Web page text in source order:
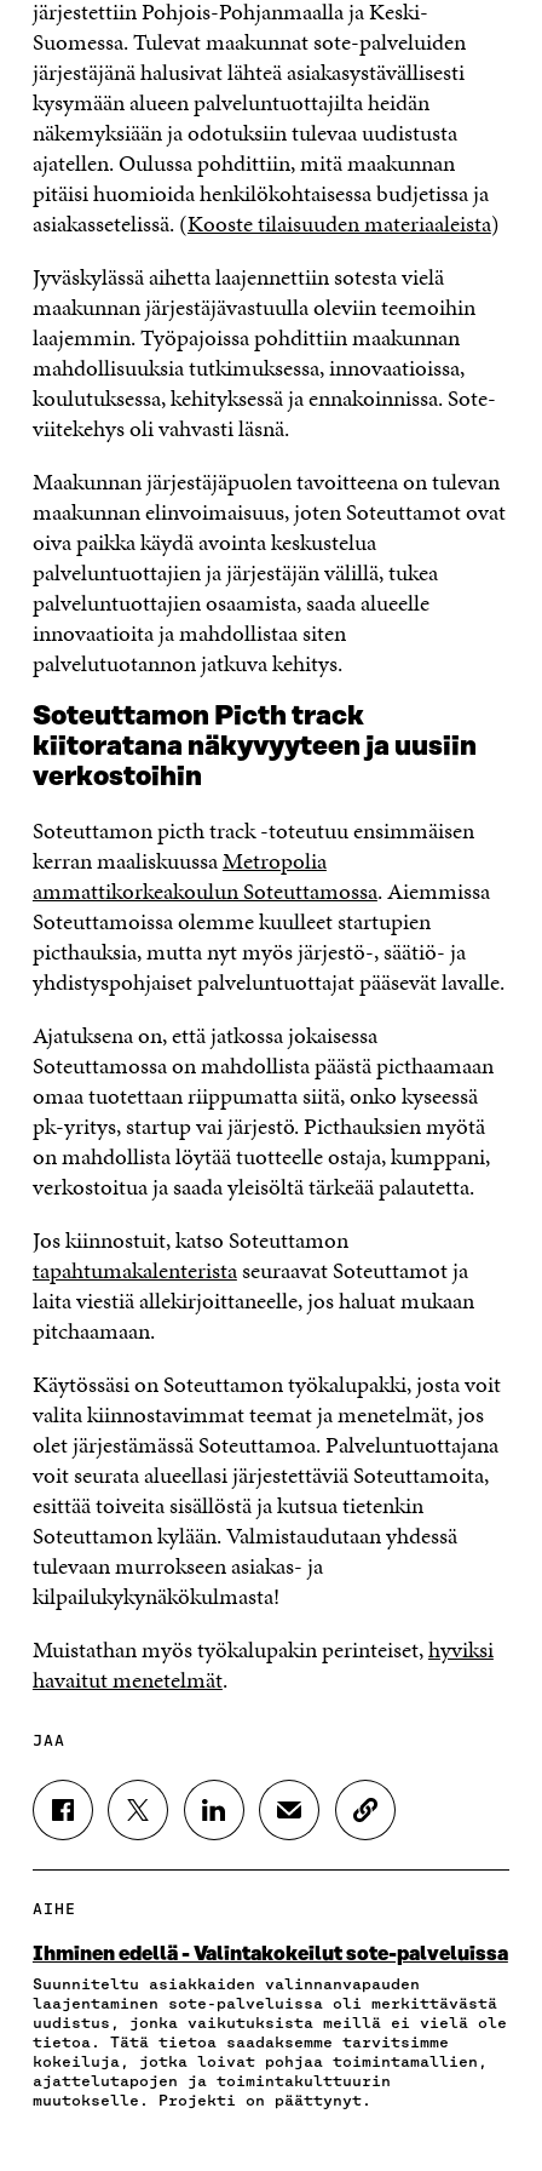
järjestettiin Pohjois-Pohjanmaalla ja Keski-
Suomessa. Tulevat maakunnat sote-palveluiden
järjestäjänä halusivat lähteä asiakasystävällisesti
kysymään alueen palveluntuottajilta heidän
näkemyksiään ja odotuksiin tulevaa uudistusta
ajatellen. Oulussa pohdittiin, mitä maakunnan
pitäisi huomioida henkilökohtaisessa budjetissa ja
asiakassetelissä. (Kooste tilaisuuden materiaaleista)
Jyväskylässä aihetta laajennettiin sotesta vielä
maakunnan järjestäjävastuulla oleviin teemoihin
laajemmin. Työpajoissa pohdittiin maakunnan
mahdollisuuksia tutkimuksessa, innovaatioissa,
koulutuksessa, kehityksessä ja ennakoinnissa. Sote-
viitekehys oli vahvasti läsnä.
Maakunnan järjestäjäpuolen tavoitteena on tulevan
maakunnan elinvoimaisuus, joten Soteuttamot ovat
oiva paikka käydä avointa keskustelua
palveluntuottajien ja järjestäjän välillä, tukea
palveluntuottajien osaamista, saada alueelle
innovaatioita ja mahdollistaa siten
palvelutuotannon jatkuva kehitys.
Soteuttamon Picth track
kiitoratana näkyvyyteen ja uusiin
verkostoihin
Soteuttamon picth track -toteutuu ensimmäisen
kerran maaliskuussaMetropolia
ammattikorkeakoulun Soteuttamossa. Aiemmissa
Soteuttamoissa olemme kuulleet startupien
picthauksia, mutta nyt myös järjestö-, säätiö- ja
yhdistyspohjaiset palveluntuottajat pääsevät lavalle.
Ajatuksena on, että jatkossa jokaisessa
Soteuttamossa on mahdollista päästä picthaamaan
omaa tuotettaan riippumatta siitä, onko kyseessä
pk-yritys, startup vai järjestö. Picthauksien myötä
on mahdollista löytää tuotteelle ostaja, kumppani,
verkostoitua ja saada yleisöltä tärkeää palautetta.
Jos kiinnostuit, katso Soteuttamon
tapahtumakalenteristaseuraavat Soteuttamot ja
laita viestiä allekirjoittaneelle, jos haluat mukaan
pitchaamaan.
Käytössäsi on Soteuttamon työkalupakki, josta voit
valita kiinnostavimmat teemat ja menetelmät, jos
olet järjestämässä Soteuttamoa. Palveluntuottajana
voit seurata alueellasi järjestettäviä Soteuttamoita,
esittää toiveita sisällöstä ja kutsua tietenkin
Soteuttamon kylään. Valmistaudutaan yhdessä
tulevaan murrokseen asiakas- ja
kilpailukykynäkökulmasta!
Muistathan myös työkalupakin perinteiset,hyviksi
havaitut menetelmät.
JAA
J
A
A
E
O
O
K
I
S
S
J
A
T
E
R
I
S
S
Ä
J
A
K
D
I
N
I
S
S
J
A
K
P
O
S
T
I
L
K
O
A
T
I
K
K
E
L
AIHE
Ihminen edellä - Valintakokeilut sote-palveluissa
Suunniteltu asiakkaiden valinnanvapauden
laajentaminen sote-palveluissa oli merkittävästä
uudistus, jonka vaikutuksista meillä ei vielä ole
tietoa. Tätä tietoa saadaksemme tarvitsimme
kokeiluja, jotka loivat pohjaa toimintamallien,
ajattelutapojen ja toimintakulttuurin
muutokselle. Projekti on päättynyt.